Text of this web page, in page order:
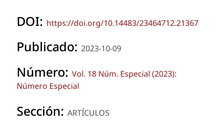
DOI: https://doi.org/10.14483/23464712.21367
Publicado: 2023-10-09
Número: Vol. 18 Núm. Especial (2023):
Número Especial
Sección: ARTÍCULOS